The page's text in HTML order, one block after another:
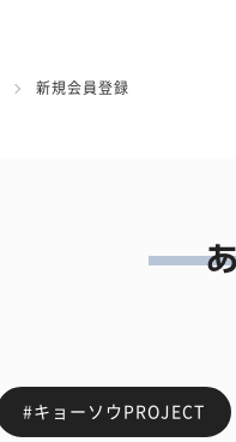
新規会員登録
#キョーソウPROJECT